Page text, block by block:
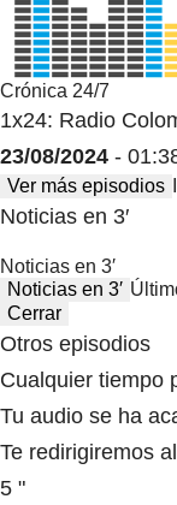
Crónica 24/7
1x24: Radio
23/08/2024 -
Ver más episodios
Noticias en 3′
Noticias en 3′
Noticias en 3′
Cerrar
Otros episodios
Cualquier tiempo
Tu audio se ha
Te redirigiremos
5 "